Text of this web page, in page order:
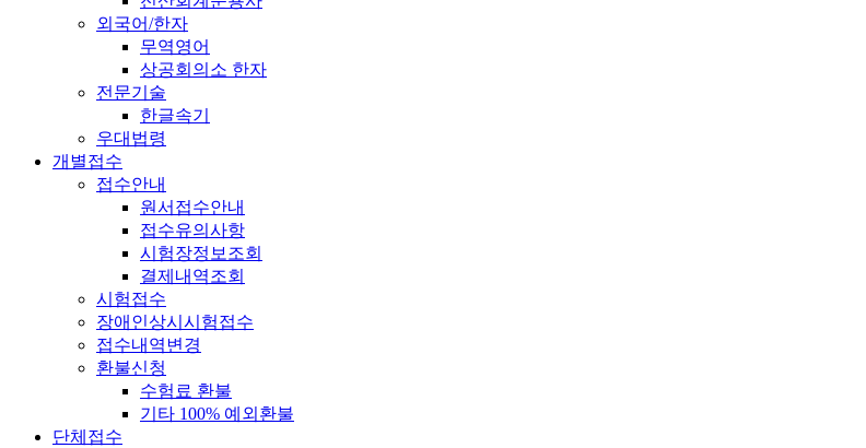
외국어/한자
무역영어
상공회의소 한자
전문기술
한글속기
우대법령
개별접수
접수안내
원서접수안내
접수유의사항
시험장정보조회
결제내역조회
시험접수
장애인상시시험접수
접수내역변경
환불신청
수험료 환불
기타 100% 예외환불
단체접수